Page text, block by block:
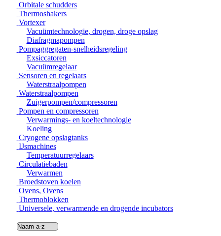
Orbitale schudders
Thermoshakers
Vortexer
Vacuümtechnologie, drogen, droge opslag
Diafragmapompen
Pompaggregaten-snelheidsregeling
Exsiccatoren
Vacuümregelaar
Sensoren en regelaars
Waterstraalpompen
Waterstraalpompen
Zuigerpompen/compressoren
Pompen en compressoren
Verwarmings- en koeltechnologie
Koeling
Cryogene opslagtanks
IJsmachines
Temperatuurregelaars
Circulatiebaden
Verwarmen
Broedstoven koelen
Ovens, Ovens
Thermoblokken
Universele, verwarmende en drogende incubators